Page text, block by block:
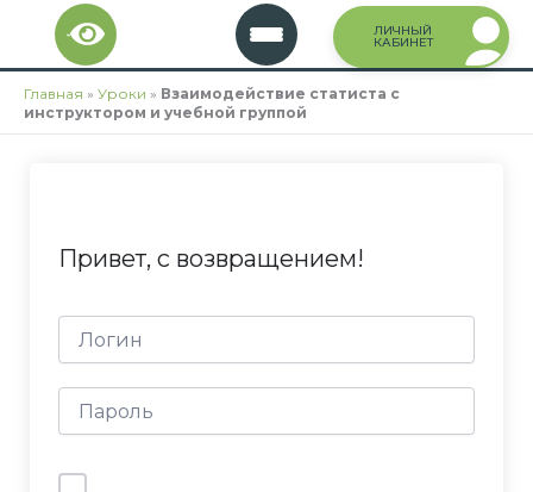
Перейти
содержимому
ЛИЧНЫЙ
КАБИНЕТ
Главная » Уроки » Взаимодействие статиста с
инструктором и учебной группой
Привет, с возвращением!